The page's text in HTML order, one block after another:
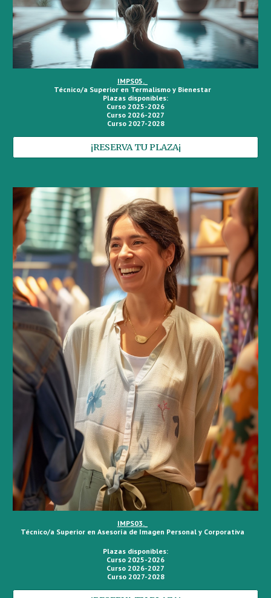
IMPS05._
Técnico/a Superior en Termalismo y Bienestar
Plazas disponibles:
Curso 2025-2026
Curso 2026-2027
Curso 2027-2028
¡RESERVA TU PLAZA¡
IMPS03._
Técnico/a Superior en Asesoría de Imagen Personal y Corporativa
Plazas disponibles:
Curso 2025-2026
Curso 2026-2027
Curso 2027-2028